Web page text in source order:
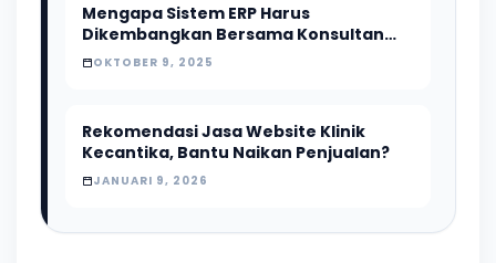
Mengapa Sistem ERP Harus
Dikembangkan Bersama Konsultan
Bisnis, Bukan Hanya Developer
OKTOBER 9, 2025
Rekomendasi Jasa Website Klinik
Kecantika, Bantu Naikan Penjualan?
JANUARI 9, 2026